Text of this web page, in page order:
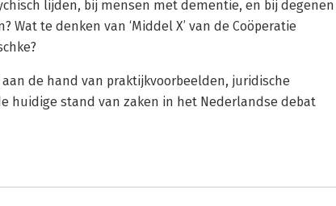
lijden, bij mensen met dementie, en bij degenen
Wat te denken van ‘Middel X’ van de Coöperatie
de hand van praktijkvoorbeelden, juridische
huidige stand van zaken in het Nederlandse debat